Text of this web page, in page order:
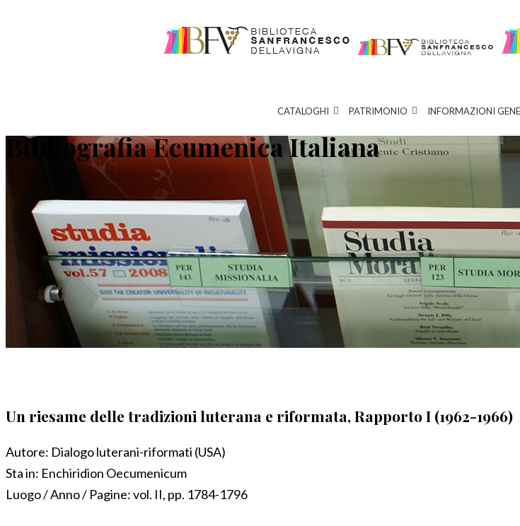
CATALOGHI PATRIMONIO INFORMAZIONI
Bibliografia Ecumenica Italiana
Un riesame delle tradizioni luterana e riformata, Rapporto I (1962-1966)
Autore: Dialogo luterani-riformati (USA)
Sta in: Enchiridion Oecumenicum
Luogo / Anno / Pagine:vol. II, pp. 1784-1796